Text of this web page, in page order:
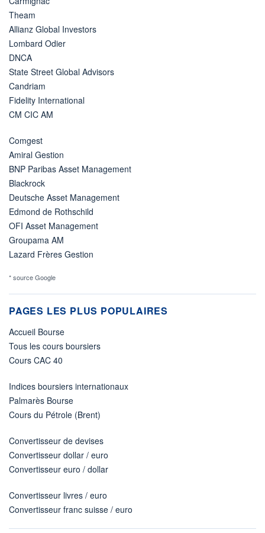
Theam
Allianz Global Investors
Lombard Odier
DNCA
State Street Global Advisors
Candriam
Fidelity International
CM CIC AM
Comgest
Amiral Gestion
BNP Paribas Asset Management
Blackrock
Deutsche Asset Management
Edmond de Rothschild
OFI Asset Management
Groupama AM
Lazard Frères Gestion
* source Google
PAGES LES PLUS POPULAIRES
Accueil Bourse
Tous les cours boursiers
Cours CAC 40
Indices boursiers internationaux
Palmarès Bourse
Cours du Pétrole (Brent)
Convertisseur de devises
Convertisseur dollar / euro
Convertisseur euro / dollar
Convertisseur livres / euro
Convertisseur franc suisse / euro